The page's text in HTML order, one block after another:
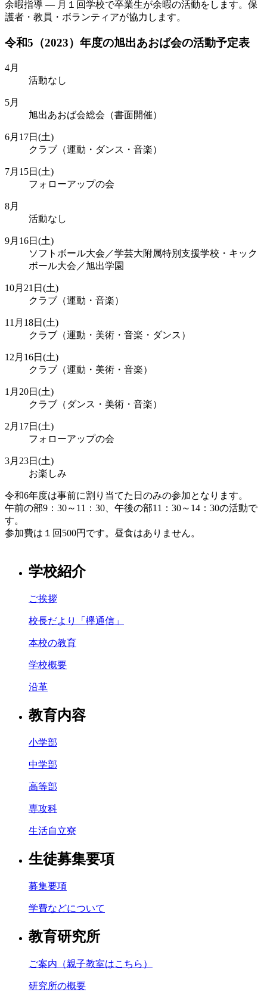
余暇指導 ― 月１回学校で卒業生が余暇の活動をします。保
護者・教員・ボランティアが協力します。
令和5（2023）年度の旭出あおば会の活動予定表
4月
活動なし
5月
旭出あおば会総会（書面開催）
6月17日(土)
クラブ（運動・ダンス・音楽）
7月15日(土)
フォローアップの会
8月
活動なし
9月16日(土)
ソフトボール大会／学芸大附属特別支援学校・キック
ボール大会／旭出学園
10月21日(土)
クラブ（運動・音楽）
11月18日(土)
クラブ（運動・美術・音楽・ダンス）
12月16日(土)
クラブ（運動・美術・音楽）
1月20日(土)
クラブ（ダンス・美術・音楽）
2月17日(土)
フォローアップの会
3月23日(土)
お楽しみ
令和6年度は事前に割り当てた日のみの参加となります。
午前の部9：30～11：30、午後の部11：30～14：30の活動で
す。
参加費は１回500円です。昼食はありません。
学校紹介
ご挨拶
校長だより「欅通信」
本校の教育
学校概要
沿革
教育内容
小学部
中学部
高等部
専攻科
生活自立寮
生徒募集要項
募集要項
学費などについて
教育研究所
ご案内（親子教室はこちら）
研究所の概要